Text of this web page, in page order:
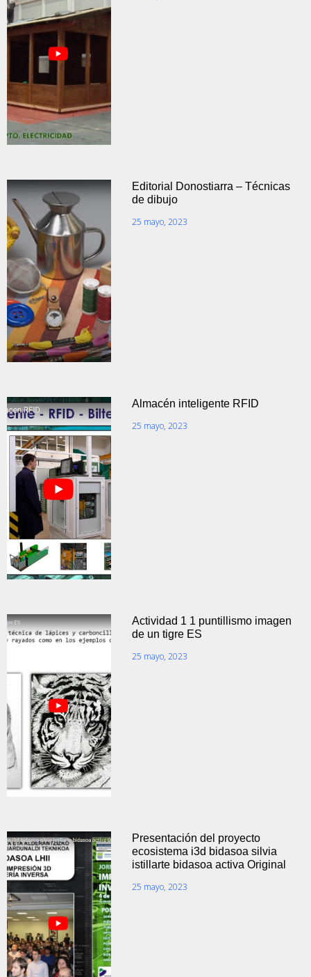
Editorial Donostiarra – Técnicas
de dibujo
25 mayo, 2023
Almacén inteligente RFID
25 mayo, 2023
Actividad 1 1 puntillismo imagen
de un tigre ES
25 mayo, 2023
Presentación del proyecto
ecosistema i3d bidasoa silvia
istillarte bidasoa activa Original
25 mayo, 2023